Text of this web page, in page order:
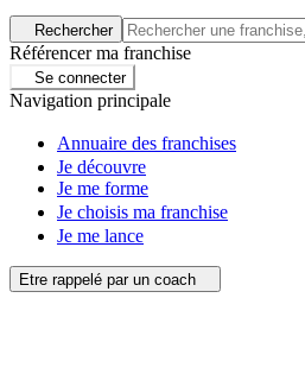
Rechercher
Référencer ma franchise
Se connecter
Navigation principale
Annuaire des franchises
Je découvre
Je me forme
Je choisis ma franchise
Je me lance
Etre rappelé par un coach